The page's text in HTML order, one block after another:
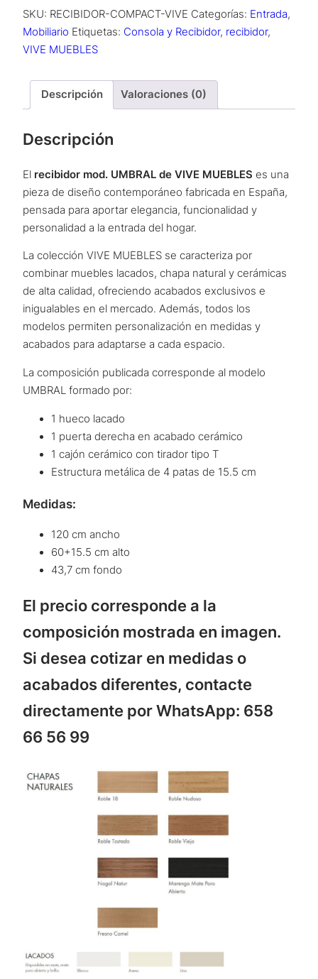
cantidad
SKU: RECIBIDOR-COMPACT-VIVE Categorías: Entrada,
Mobiliario Etiquetas: Consola y Recibidor, recibidor,
VIVE MUEBLES
Descripción Valoraciones (0)
Descripción
El recibidor mod. UMBRAL de VIVE MUEBLES es una
pieza de diseño contemporáneo fabricada en España,
pensada para aportar elegancia, funcionalidad y
personalidad a la entrada del hogar.
La colección VIVE MUEBLES se caracteriza por
combinar muebles lacados, chapa natural y cerámicas
de alta calidad, ofreciendo acabados exclusivos e
inigualables en el mercado. Además, todos los
modelos permiten personalización en medidas y
acabados para adaptarse a cada espacio.
La composición publicada corresponde al modelo
UMBRAL formado por:
1 hueco lacado
1 puerta derecha en acabado cerámico
1 cajón cerámico con tirador tipo T
Estructura metálica de 4 patas de 15.5 cm
Medidas:
120 cm ancho
60+15.5 cm alto
43,7 cm fondo
El precio corresponde a la
composición mostrada en imagen.
Si desea cotizar en medidas o
acabados diferentes, contacte
directamente por WhatsApp: 658
66 56 99